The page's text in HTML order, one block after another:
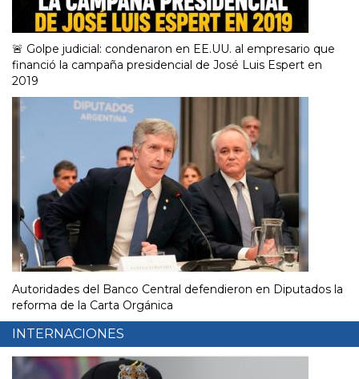
🚨 Golpe judicial: condenaron en EE.UU. al empresario que
financió la campaña presidencial de José Luis Espert en
2019
Autoridades del Banco Central defendieron en Diputados la
reforma de la Carta Orgánica
INTERNACIONES